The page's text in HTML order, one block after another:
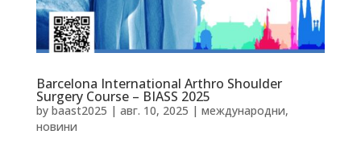
Barcelona International Arthro Shoulder
Surgery Course – BIASS 2025
by baast2025 | авг. 10, 2025 | международни,
новини